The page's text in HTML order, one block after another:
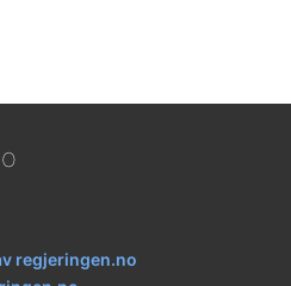
regjeringen.no